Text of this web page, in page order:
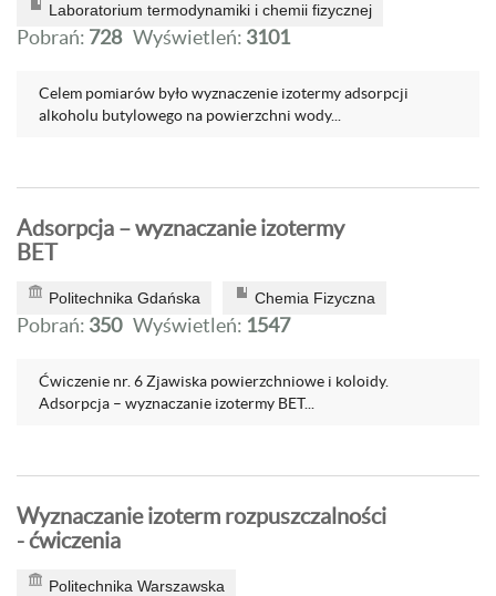
Laboratorium termodynamiki i chemii fizycznej
Pobrań: 728 Wyświetleń: 3101
Celem pomiarów było wyznaczenie izotermy adsorpcji
alkoholu butylowego na powierzchni wody...
Adsorpcja – wyznaczanie izotermy
BET
Politechnika Gdańska Chemia Fizyczna
Pobrań: 350 Wyświetleń: 1547
Ćwiczenie nr. 6 Zjawiska powierzchniowe i koloidy.
Adsorpcja – wyznaczanie izotermy BET...
Wyznaczanie izoterm rozpuszczalności
- ćwiczenia
Politechnika Warszawska